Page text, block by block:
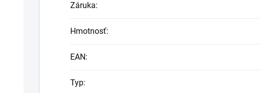
Záruka:
Hmotnosť:
EAN:
Typ: